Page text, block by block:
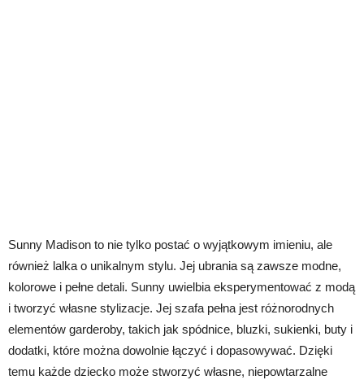
Sunny Madison to nie tylko postać o wyjątkowym imieniu, ale
również lalka o unikalnym stylu. Jej ubrania są zawsze modne,
kolorowe i pełne detali. Sunny uwielbia eksperymentować z modą
i tworzyć własne stylizacje. Jej szafa pełna jest różnorodnych
elementów garderoby, takich jak spódnice, bluzki, sukienki, buty i
dodatki, które można dowolnie łączyć i dopasowywać. Dzięki
temu każde dziecko może stworzyć własne, niepowtarzalne